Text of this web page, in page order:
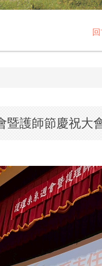
暨護師節慶祝大